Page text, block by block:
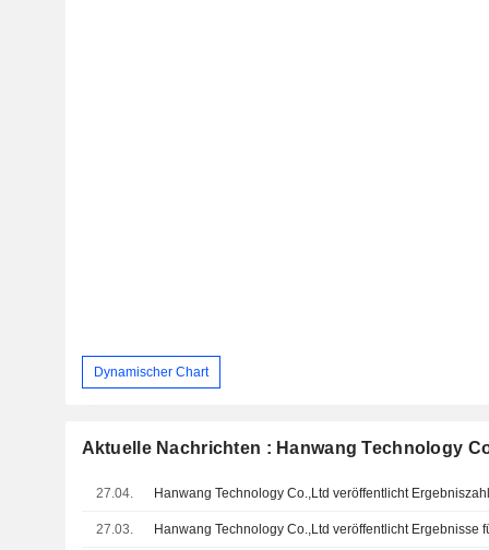
Dynamischer Chart
Aktuelle Nachrichten : Hanwang Technology
27.04.
27.03.